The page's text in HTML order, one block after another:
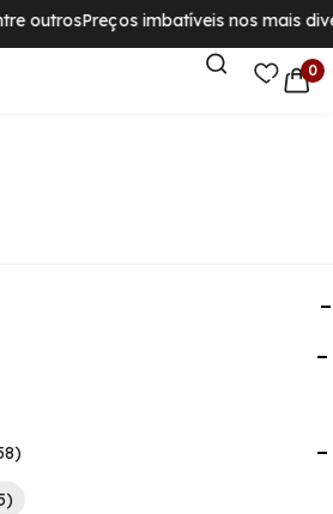
outrosPreços imbatíveis nos mais
0